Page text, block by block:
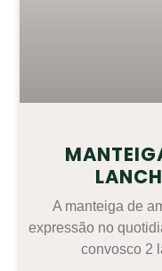
A manteiga de
expressão no
convosco 2